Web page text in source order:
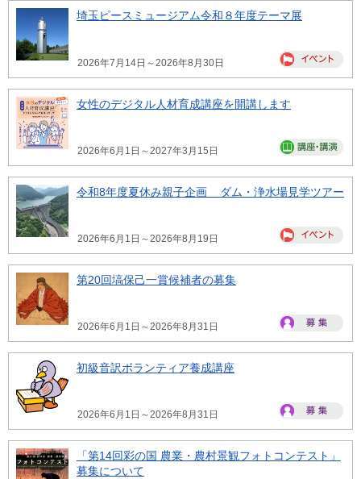
埼玉ピースミュージアム令和８年度テーマ展
2026年7月14日～2026年8月30日
女性のデジタル人材育成講座を開講します
2026年6月1日～2027年3月15日
令和8年度夏休み親子企画 ダム・浄水場見学ツアー
2026年6月1日～2026年8月19日
第20回塙保己一賞候補者の募集
2026年6月1日～2026年8月31日
初級音訳ボランティア養成講座
2026年6月1日～2026年8月31日
「第14回彩の国 農業・農村景観フォトコンテスト」
募集について